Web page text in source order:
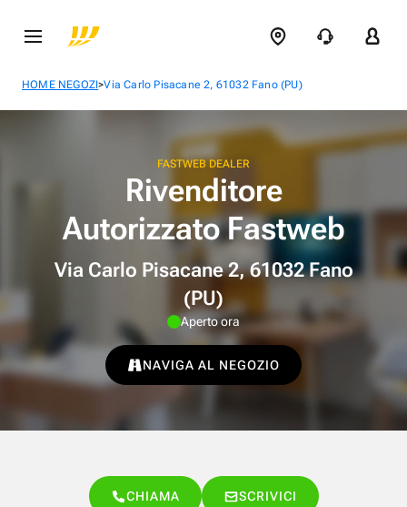
HOME NEGOZI>Via Carlo Pisacane 2, 61032 Fano (PU)
FASTWEB DEALER
Rivenditore
Autorizzato Fastweb
Via Carlo Pisacane 2, 61032 Fano
(PU)
Aperto ora
NAVIGA AL NEGOZIO
CHIAMA SCRIVICI